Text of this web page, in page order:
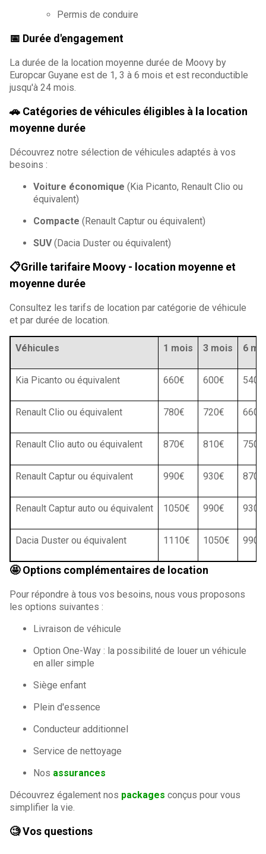
Permis de conduire
📅 Durée d'engagement
La durée de la location moyenne durée de Moovy by
Europcar Guyane est de 1, 3 à 6 mois et est reconductible
jusqu'à 24 mois.
🚗 Catégories de véhicules éligibles à la location
moyenne durée
Découvrez notre sélection de véhicules adaptés à vos
besoins :
Voiture économique (Kia Picanto, Renault Clio ou
équivalent)
Compacte (Renault Captur ou équivalent)
SUV(Dacia Duster ou équivalent)
📋Grille tarifaire Moovy - location moyenne et
moyenne durée
Consultez les tarifs de location par catégorie de véhicule
et par durée de location.
Véhicules 1 mois 3 mois 6
Kia Picanto ou équivalent 660€ 600€ 540€
Renault Clio ou équivalent 780€ 720€ 660€
Renault Clio auto ou équivalent 870€ 810€ 750€
Renault Captur ou équivalent 990€ 930€ 870€
Renault Captur auto ou équivalent 1050€ 990€ 930€
Dacia Duster ou équivalent 1110€ 1050€ 990€
🤩 Options complémentaires de location
Pour répondre à tous vos besoins, nous vous proposons
les options suivantes :
Livraison de véhicule
Option One-Way : la possibilité de louer un véhicule
en aller simple
Siège enfant
Plein d'essence
Conducteur additionnel
Service de nettoyage
Nos assurances
Découvrez également nos packages conçus pour vous
simplifier la vie.
🧐 Vos questions